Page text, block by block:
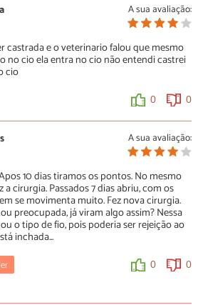
A sua avaliação:
castrada e o veterinario falou que mesmo
no cio ela entra no cio não entendi castrei
cio
0 0
A sua avaliação:
10 dias tiramos os pontos. No mesmo
cirurgia. Passados 7 dias abriu, com os
se movimenta muito. Fez nova cirurgia.
preocupada, já viram algo assim? Nessa
o tipo de fio, pois poderia ser rejeição ao
inchada...
0 0